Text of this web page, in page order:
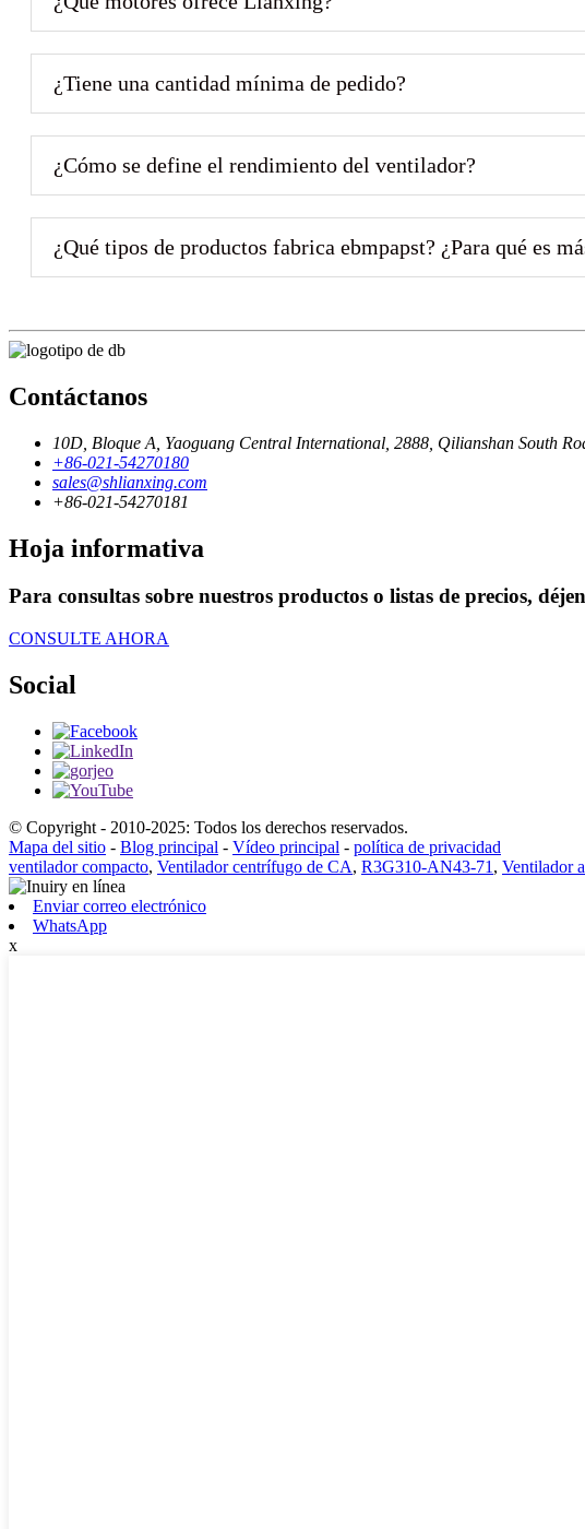
¿Tiene una cantidad mínima de pedido?
¿Cómo se define el rendimiento del ventilador?
¿Qué tipos de productos fabrica ebmpapst? ¿Para qué es
Contáctanos
10D, Bloque A, Yaoguang Central International, 2888, Qilianshan South
+86-021-54270180
sales@shlianxing.com
+86-021-54270181
Hoja informativa
Para consultas sobre nuestros productos o listas de precios,
CONSULTE AHORA
Social
© Copyright - 2010-2025: Todos los derechos reservados.
Mapa del sitio - Blog principal - Vídeo principal - política de privacidad
ventilador compacto, Ventilador centrífugo de CA, R3G310-AN43-71 , Ventilador
Enviar correo electrónico
WhatsApp
x